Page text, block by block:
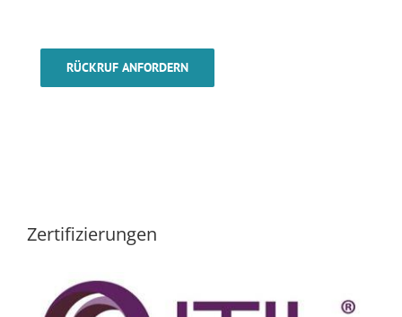
RÜCKRUF ANFORDERN
Zertifizierungen